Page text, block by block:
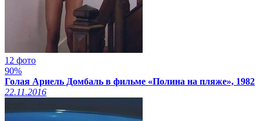
12 фото
90%
Голая Ариель Домбаль в фильме «Полина на пляже», 1982
22.11.2016